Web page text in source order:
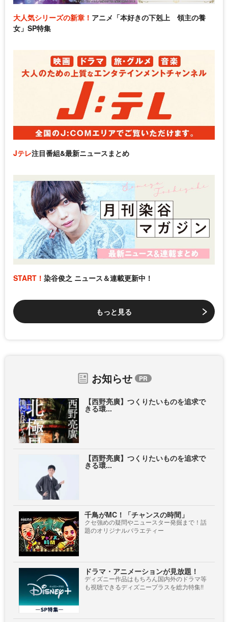
大人気シリーズの新章！ アニメ「本好きの下剋上 領主の養
女」SP特集
Jテレ注目番組&最新ニュースまとめ
START！ 染谷俊之 ニュース＆連載更新中！
もっと見る
お知らせ
【西野亮廣】つくりたいものを追求で
きる環...
【西野亮廣】つくりたいものを追求で
きる環...
千鳥がMC！「チャンスの時間」
クセ強めの疑問やニュースター発掘まで！話
題のオリジナルバラエティー
ドラマ・アニメーションが見放題！
ディズニー作品はもちろん国内外のドラマ等
も視聴できるディズニープラスを総力特集!!